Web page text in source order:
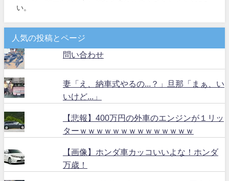
い。
人気の投稿とページ
問い合わせ
妻「え、納車式やるの...？」旦那「まぁ、い
いけど...」
【悲報】400万円の外車のエンジンが１リッ
ターｗｗｗｗｗｗｗｗｗｗｗｗｗｗ
【画像】ホンダ車カッコいいよな！ホンダ
万歳！